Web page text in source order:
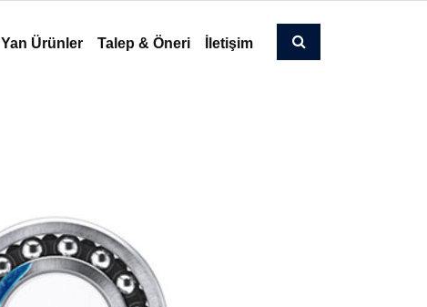
Yan Ürünler Talep & Öneri İletişim